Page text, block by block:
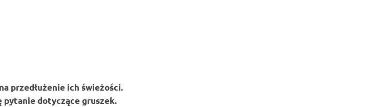
przedłużenie ich świeżości.
pytanie dotyczące gruszek.